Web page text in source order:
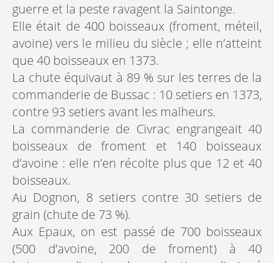
guerre et la peste ravagent la Saintonge.
Elle était de 400 boisseaux (froment, méteil,
avoine) vers le milieu du siècle ; elle n’atteint
que 40 boisseaux en 1373.
La chute équivaut à 89 % sur les terres de la
commanderie de Bussac : 10 setiers en 1373,
contre 93 setiers avant les malheurs.
La commanderie de Civrac engrangeait 40
boisseaux de froment et 140 boisseaux
d’avoine : elle n’en récolte plus que 12 et 40
boisseaux.
Au Dognon, 8 setiers contre 30 setiers de
grain (chute de 73 %).
Aux Epaux, on est passé de 700 boisseaux
(500 d’avoine, 200 de froment) à 40